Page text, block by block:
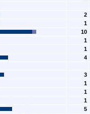
2
1
10
1
1
4
3
1
1
1
5